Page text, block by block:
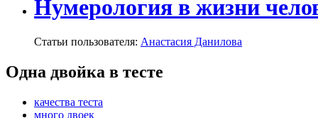
Нумерология в жизни
Статьи пользователя: Анастасия Данилова
Одна двойка в тесте
качества теста
много двоек